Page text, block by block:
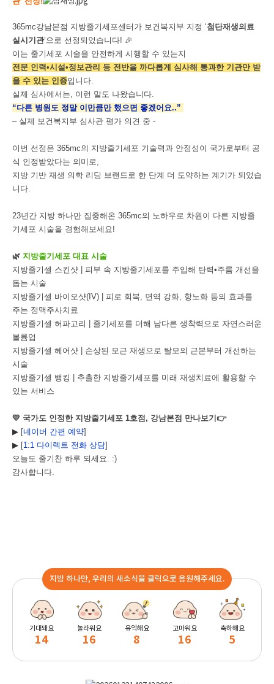
365mc강남본점 지방줄기세포센터가 보건복지부 지정 ‘첨단재생의료
실시기관’으로 선정되었습니다! 🎉
이는 줄기세포 시술을 안전하게 시행할 수 있는지
전문 인력•시설•정보관리 등 전반을 까다롭게 심사해 통과한 기관만 받
을 수 있는 인증입니다.
실제 심사에서는, 이런 말도 나왔습니다.
“다른 병원도 정말 이만큼만 했으면 좋겠어요..”
– 실제 보건복지부 심사관 평가 의견 중 -
이번 선정은 365mc의 지방줄기세포 기술력과 안정성이 국가로부터 공
식 인정받았다는 의미로,
지방 기반 재생 의학 리딩 브랜드로 한 단계 더 도약하는 계기가 되었습
니다.
23년간 지방 하나만 집중해온 365mc의 노하우로 차원이 다른 지방줄
기세포 시술을 경험해보세요!
🌿 지방줄기세포 대표 시술
지방줄기셀 스킨샷 | 피부 속 지방줄기세포를 주입해 탄력•주름 개선을
돕는 시술
지방줄기셀 바이오샷(IV) | 피로 회복, 면역 강화, 항노화 등의 효과를
주는 정맥주사치료
지방줄기셀 허파고리 | 줄기세포를 더해 남다른 생착력으로 자연스러운
볼륨업
지방줄기셀 헤어샷 | 손상된 모근 재생으로 탈모의 근본부터 개선하는
시술
지방줄기셀 뱅킹 | 추출한 지방줄기세포를 미래 재생치료에 활용할 수
있는 서비스
💛 국가도 인정한 지방줄기세포 1호점, 강남본점 만나보기 👉
▶ [네이버 간편 예약]
▶ [1:1 다이렉트 전화 상담]
오늘도 줄기찬 하루 되세요. :)
감사합니다.
지방 하나만, 우리의 새소식을 클릭으로 응원해주세요.
기대돼요
14
놀라워요
16
유익해요
8
고마워요
16
축하해요
5